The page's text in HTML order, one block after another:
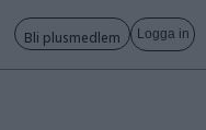
Bli plusmedlem Logga in